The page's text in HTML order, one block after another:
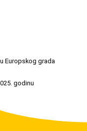
Europskog grada
godinu